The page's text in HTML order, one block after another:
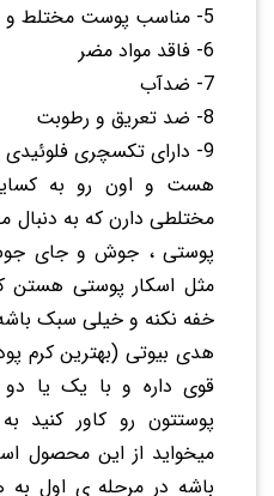
5- مناسب پوست مختلط و چرب
6- فاقد مواد مضر
7- ضدآب
8- ضد تعریق و رطوبت
9- دارای تکسچری فلوئیدی
هست و اون رو به
مختلطی دارن که به دنبال
پوستی ، جوش و جای
مثل اسکار پوستی هستن
خفه نکنه و خیلی سبک
هدی بیوتی (بهترین کرم
قوی داره و با یک یا
پوستتون رو کاور کنید
میخواید از این محصول
باشه در مرحله ی اول به